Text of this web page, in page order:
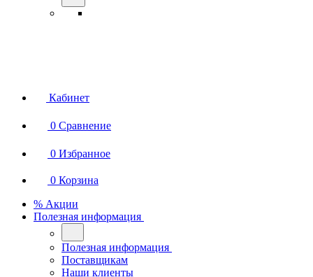
Кабинет
0 Сравнение
0 Избранное
0 Корзина
% Акции
Полезная информация
Полезная информация
Поставщикам
Наши клиенты